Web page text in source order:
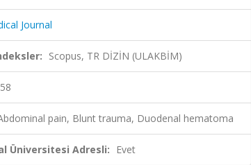
Journal
Scopus, TR DİZİN (ULAKBİM)
pain, Blunt trauma, Duodenal hematoma
Üniversitesi Adresli: Evet